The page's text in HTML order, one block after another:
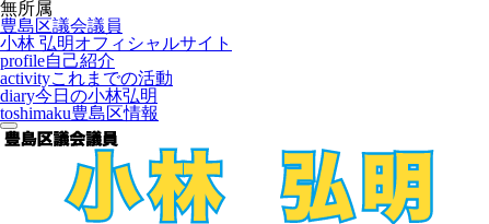
無所属
豊島区議会議員
小林 弘明オフィシャルサイト
profile自己紹介
activityこれまでの活動
diary今日の小林弘明
toshimaku豊島区情報